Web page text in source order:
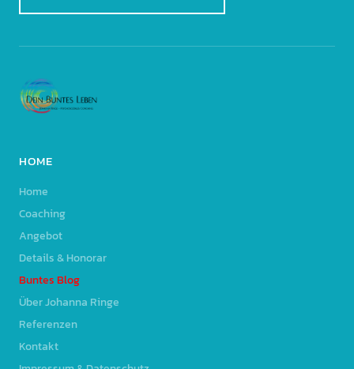
HOME
Home
Coaching
Angebot
Details & Honorar
Buntes Blog
Über Johanna Ringe
Referenzen
Kontakt